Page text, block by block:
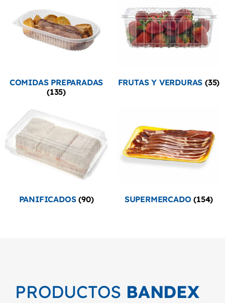
COMIDAS PREPARADAS
(135)
FRUTAS Y VERDURAS(35)
PANIFICADOS(90) SUPERMERCADO(154)
PRODUCTOS BANDEX